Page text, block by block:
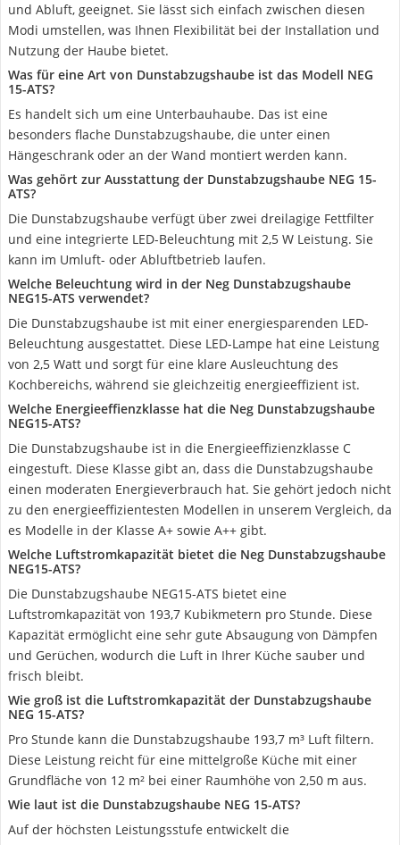
und Abluft, geeignet. Sie lässt sich einfach zwischen diesen
Modi umstellen, was Ihnen Flexibilität bei der Installation und
Nutzung der Haube bietet.
Was für eine Art von Dunstabzugshaube ist das Modell NEG
15-ATS?
Es handelt sich um eine Unterbauhaube. Das ist eine
besonders flache Dunstabzugshaube, die unter einen
Hängeschrank oder an der Wand montiert werden kann.
Was gehört zur Ausstattung der Dunstabzugshaube NEG 15-
ATS?
Die Dunstabzugshaube verfügt über zwei dreilagige Fettfilter
und eine integrierte LED-Beleuchtung mit 2,5 W Leistung. Sie
kann im Umluft- oder Abluftbetrieb laufen.
Welche Beleuchtung wird in der Neg Dunstabzugshaube
NEG15-ATS verwendet?
Die Dunstabzugshaube ist mit einer energiesparenden LED-
Beleuchtung ausgestattet. Diese LED-Lampe hat eine Leistung
von 2,5 Watt und sorgt für eine klare Ausleuchtung des
Kochbereichs, während sie gleichzeitig energieeffizient ist.
Welche Energieeffienzklasse hat die Neg Dunstabzugshaube
NEG15-ATS?
Die Dunstabzugshaube ist in die Energieeffizienzklasse C
eingestuft. Diese Klasse gibt an, dass die Dunstabzugshaube
einen moderaten Energieverbrauch hat. Sie gehört jedoch nicht
zu den energieeffizientesten Modellen in unserem Vergleich, da
es Modelle in der Klasse A+ sowie A++ gibt.
Welche Luftstromkapazität bietet die Neg Dunstabzugshaube
NEG15-ATS?
Die Dunstabzugshaube NEG15-ATS bietet eine
Luftstromkapazität von 193,7 Kubikmetern pro Stunde. Diese
Kapazität ermöglicht eine sehr gute Absaugung von Dämpfen
und Gerüchen, wodurch die Luft in Ihrer Küche sauber und
frisch bleibt.
Wie groß ist die Luftstromkapazität der Dunstabzugshaube
NEG 15-ATS?
Pro Stunde kann die Dunstabzugshaube 193,7 m³ Luft filtern.
Diese Leistung reicht für eine mittelgroße Küche mit einer
Grundfläche von 12 m² bei einer Raumhöhe von 2,50 m aus.
Wie laut ist die Dunstabzugshaube NEG 15-ATS?
Auf der höchsten Leistungsstufe entwickelt die